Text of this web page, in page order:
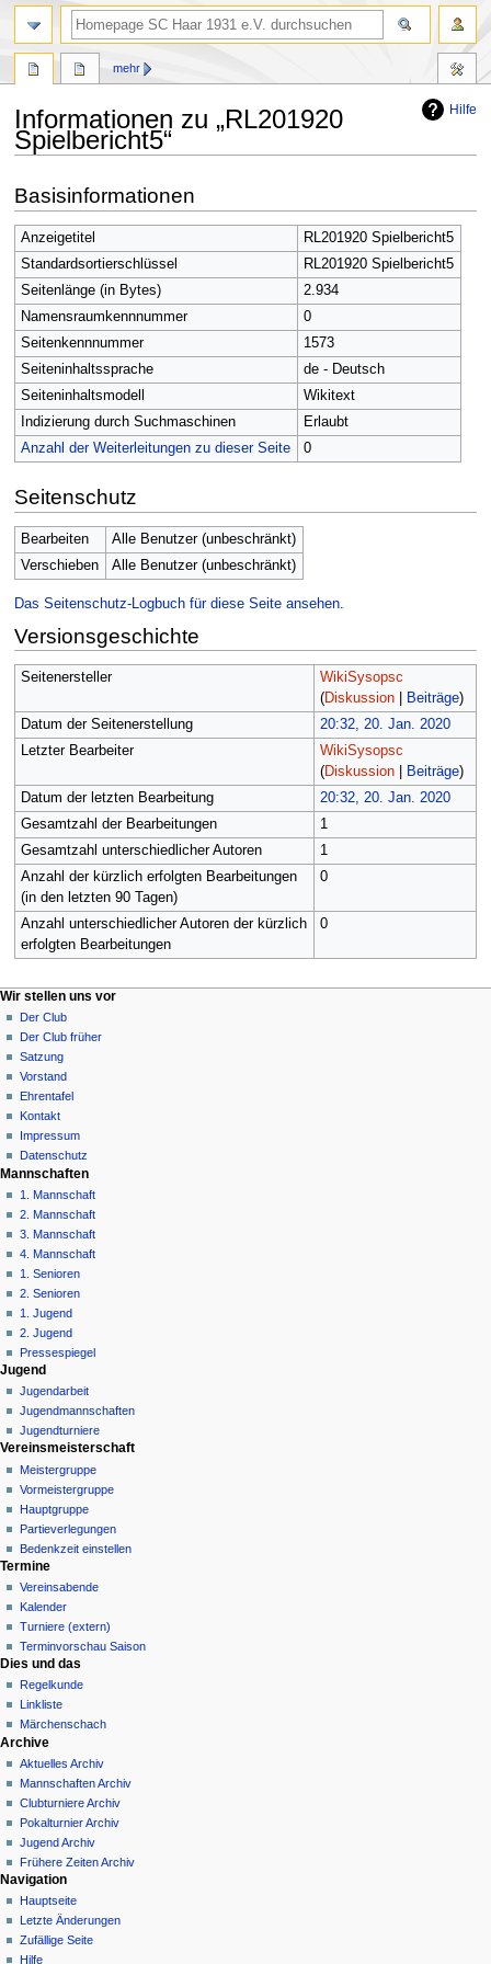
Hilfe
Informationen zu „RL201920
Spielbericht5“
Navigation
springen
Suche
springen
Basisinformationen
Anzeigetitel
RL201920 Spielbericht5
Standardsortierschlüssel
RL201920 Spielbericht5
Seitenlänge (in Bytes)
2.934
Namensraumkennnummer
0
Seitenkennnummer
1573
Seiteninhaltssprache
de - Deutsch
Seiteninhaltsmodell
Wikitext
Indizierung durch Suchmaschinen
Erlaubt
Anzahl der Weiterleitungen zu dieser Seite
0
Seitenschutz
Bearbeiten
Alle Benutzer (unbeschränkt)
Verschieben
Alle Benutzer (unbeschränkt)
Das Seitenschutz-Logbuch für diese Seite ansehen.
Versionsgeschichte
Seitenersteller
WikiSysopsc
(Diskussion| Beiträge)
Datum der Seitenerstellung
20:32, 20. Jan. 2020
Letzter Bearbeiter
WikiSysopsc
(Diskussion| Beiträge)
Datum der letzten Bearbeitung
20:32, 20. Jan. 2020
Gesamtzahl der Bearbeitungen
1
Gesamtzahl unterschiedlicher Autoren
1
Anzahl der kürzlich erfolgten Bearbeitungen
(in den letzten 90 Tagen)
0
Anzahl unterschiedlicher Autoren der kürzlich
erfolgten Bearbeitungen
0
N
a
v
g
a
i
o
n
s
m
e
n
ü
Seitenaktionen
Seite
Diskussion
Lesen
Quelltext
anzeigen
Versionsgeschichte
mehr
Meine Werkzeuge
Anmelden
Suche
Wir stellen uns vor
Der Club
Der Club früher
Satzung
Vorstand
Ehrentafel
Kontakt
Impressum
Datenschutz
Mannschaften
1. Mannschaft
2. Mannschaft
3. Mannschaft
4. Mannschaft
1. Senioren
2. Senioren
1. Jugend
2. Jugend
Pressespiegel
Jugend
Jugendarbeit
Jugendmannschaften
Jugendturniere
Vereinsmeisterschaft
Meistergruppe
Vormeistergruppe
Hauptgruppe
Partieverlegungen
Bedenkzeit einstellen
Termine
Vereinsabende
Kalender
Turniere (extern)
Terminvorschau Saison
Dies und das
Regelkunde
Linkliste
Märchenschach
Archive
Aktuelles Archiv
Mannschaften Archiv
Clubturniere Archiv
Pokalturnier Archiv
Jugend Archiv
Frühere Zeiten Archiv
Navigation
Hauptseite
Letzte Änderungen
Zufällige Seite
Hilfe